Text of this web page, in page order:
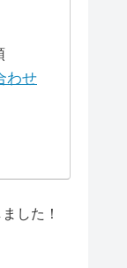
わせ
した！